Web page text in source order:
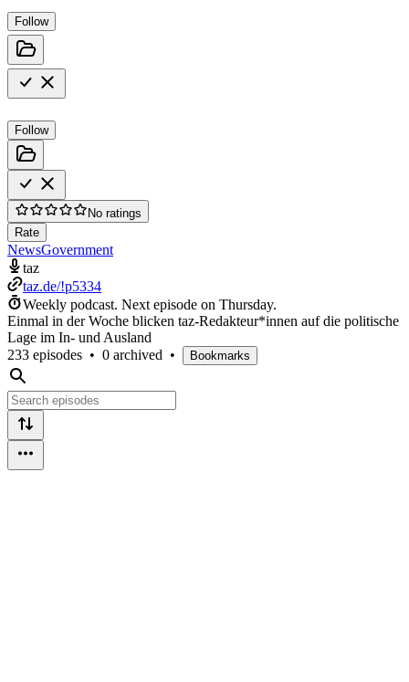
Follow
Follow
No ratings
Rate
NewsGovernment
taz
taz.de/!p5334
Weekly podcast. Next episode on Thursday.
Einmal in der Woche blicken taz-Redakteur*innen auf die politische
Lage im In- und Ausland
233 episodes • 0 archived • Bookmarks